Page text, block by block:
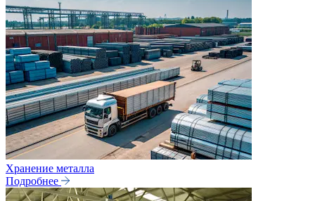
Хранение металла
Подробнее